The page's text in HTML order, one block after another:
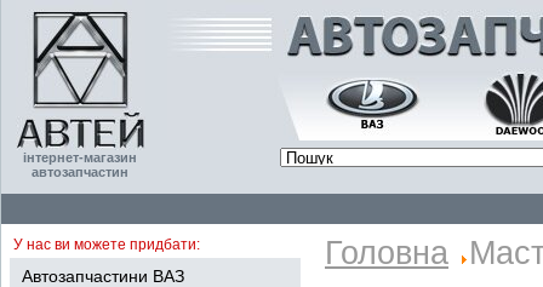
інтернет-магазин
автозапчастин
У нас ви можете придбати:
Автозапчастини ВАЗ
Головна